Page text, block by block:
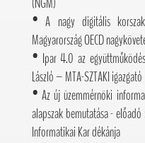
• A nagy digitális
Magyarország OECD
• Ipar 4.0 az
László – MTA-SZTAKI igazgató
• Az új üzemmérnöki
alapszak bemutatása -
Informatikai Kar dékánja